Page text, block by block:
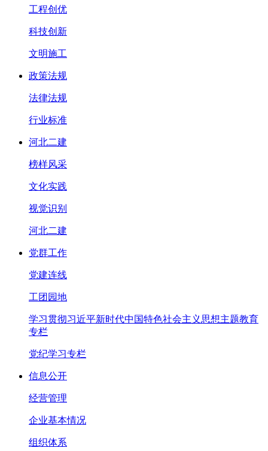
工程创优
科技创新
文明施工
政策法规
法律法规
行业标准
河北二建
榜样风采
文化实践
视觉识别
河北二建
党群工作
党建连线
工团园地
学习贯彻习近平新时代中国特色社会主义思想主题教育
专栏
党纪学习专栏
信息公开
经营管理
企业基本情况
组织体系